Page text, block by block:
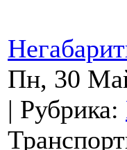
Пн, 30
| Рубрика: